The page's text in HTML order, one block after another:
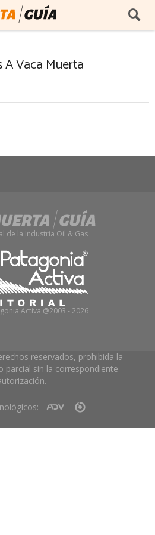
Vaca Muerta
de la Industria Oil & Gas
Activa @2003 - 2026
reservados, prohibida la
parcial sin la correspondiente